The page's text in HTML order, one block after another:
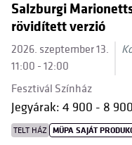
Salzburgi
rövidített verzió
2026. szeptember 13.
11:00 - 12:00
Fesztivál Színház
Jegyárak: 4 900 - 8
TELT HÁZ MÜPA SAJÁT